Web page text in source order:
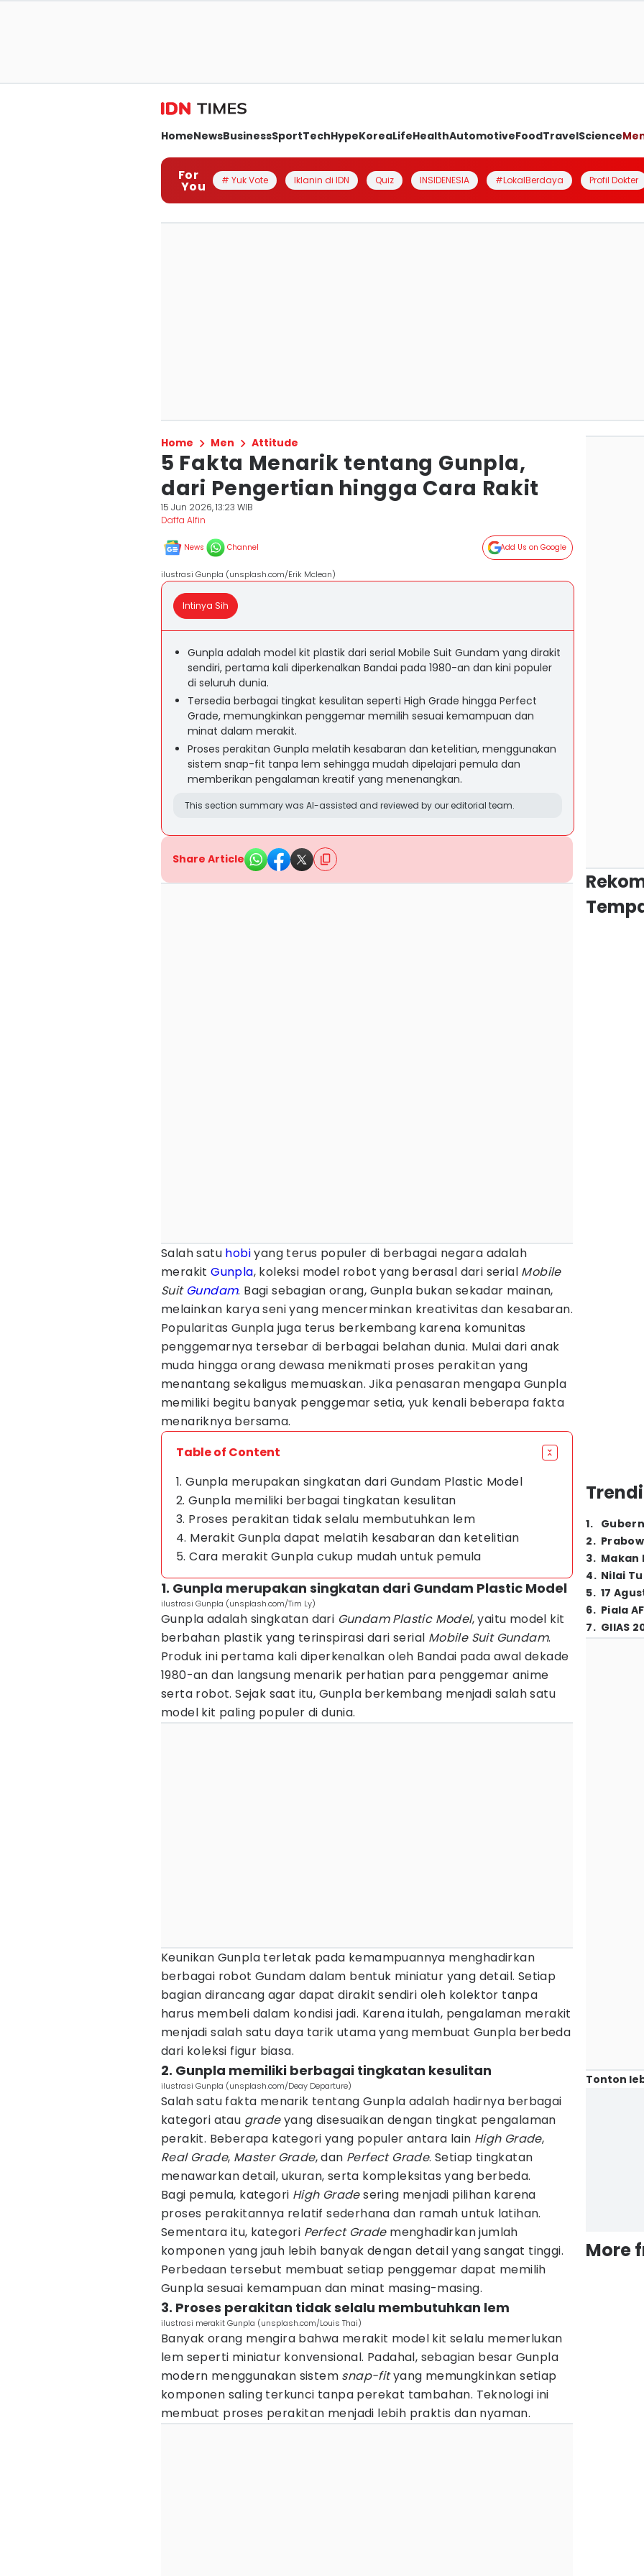
HomeNewsBusinessSportTechHypeKoreaLifeHealthAutomotiveFoodTravelScience
For
You # Yuk Vote Iklanin di IDN Quiz INSIDENESIA #LokalBerdaya Profil Dokter
Home Men Attitude
5 Fakta Menarik tentang Gunpla,
dari Pengertian hingga Cara Rakit
15 Jun 2026, 13:23 WIB
Daffa Alfin
News Channel Add Us on Google
ilustrasi Gunpla (unsplash.com/Erik Mclean)
Intinya Sih
Gunpla adalah model kit plastik dari serial Mobile Suit Gundam yang dirakit
sendiri, pertama kali diperkenalkan Bandai pada 1980-an dan kini populer
di seluruh dunia.
Tersedia berbagai tingkat kesulitan seperti High Grade hingga Perfect
Grade, memungkinkan penggemar memilih sesuai kemampuan dan
minat dalam merakit.
Proses perakitan Gunpla melatih kesabaran dan ketelitian, menggunakan
sistem snap-fit tanpa lem sehingga mudah dipelajari pemula dan
memberikan pengalaman kreatif yang menenangkan.
This section summary was AI-assisted and reviewed by our editorial team.
Share Article
Salah satu hobiyang terus populer di berbagai negara adalah
merakitGunpla, koleksi model robot yang berasal dari serial Mobile
Suit Gundam. Bagi sebagian orang, Gunpla bukan sekadar mainan,
melainkan karya seni yang mencerminkan kreativitas dan kesabaran.
Popularitas Gunpla juga terus berkembang karena komunitas
penggemarnya tersebar di berbagai belahan dunia. Mulai dari anak
muda hingga orang dewasa menikmati proses perakitan yang
menantang sekaligus memuaskan. Jika penasaran mengapa Gunpla
memiliki begitu banyak penggemar setia, yuk kenali beberapa fakta
menariknya bersama.
Table of Content
1. Gunpla merupakan singkatan dari Gundam Plastic Model
2. Gunpla memiliki berbagai tingkatan kesulitan
3. Proses perakitan tidak selalu membutuhkan lem
4. Merakit Gunpla dapat melatih kesabaran dan ketelitian
5. Cara merakit Gunpla cukup mudah untuk pemula
1. Gunpla merupakan singkatan dari Gundam Plastic Model
ilustrasi Gunpla (unsplash.com/Tim Ly)
Gunpla adalah singkatan dari Gundam Plastic Model, yaitu model kit
berbahan plastik yang terinspirasi dari serial Mobile Suit Gundam.
Produk ini pertama kali diperkenalkan oleh Bandai pada awal dekade
1980-an dan langsung menarik perhatian para penggemar anime
serta robot. Sejak saat itu, Gunpla berkembang menjadi salah satu
model kit paling populer di dunia.
Keunikan Gunpla terletak pada kemampuannya menghadirkan
berbagai robot Gundam dalam bentuk miniatur yang detail. Setiap
bagian dirancang agar dapat dirakit sendiri oleh kolektor tanpa
harus membeli dalam kondisi jadi. Karena itulah, pengalaman merakit
menjadi salah satu daya tarik utama yang membuat Gunpla berbeda
dari koleksi figur biasa.
2. Gunpla memiliki berbagai tingkatan kesulitan
ilustrasi Gunpla (unsplash.com/Deay Departure)
Salah satu fakta menarik tentang Gunpla adalah hadirnya berbagai
kategori atau gradeyang disesuaikan dengan tingkat pengalaman
perakit. Beberapa kategori yang populer antara lain High Grade,
Real Grade, Master Grade, dan Perfect Grade. Setiap tingkatan
menawarkan detail, ukuran, serta kompleksitas yang berbeda.
Bagi pemula, kategori High Gradesering menjadi pilihan karena
proses perakitannya relatif sederhana dan ramah untuk latihan.
Sementara itu, kategori Perfect Grademenghadirkan jumlah
komponen yang jauh lebih banyak dengan detail yang sangat tinggi.
Perbedaan tersebut membuat setiap penggemar dapat memilih
Gunpla sesuai kemampuan dan minat masing-masing.
3. Proses perakitan tidak selalu membutuhkan lem
ilustrasi merakit Gunpla (unsplash.com/Louis Thai)
Banyak orang mengira bahwa merakit model kit selalu memerlukan
lem seperti miniatur konvensional. Padahal, sebagian besar Gunpla
modern menggunakan sistem snap-fityang memungkinkan setiap
komponen saling terkunci tanpa perekat tambahan. Teknologi ini
membuat proses perakitan menjadi lebih praktis dan nyaman.
1.
2.
3. Makan
4. Nilai
5. 17
6. Piala
7. GIIAS
Tonton
More